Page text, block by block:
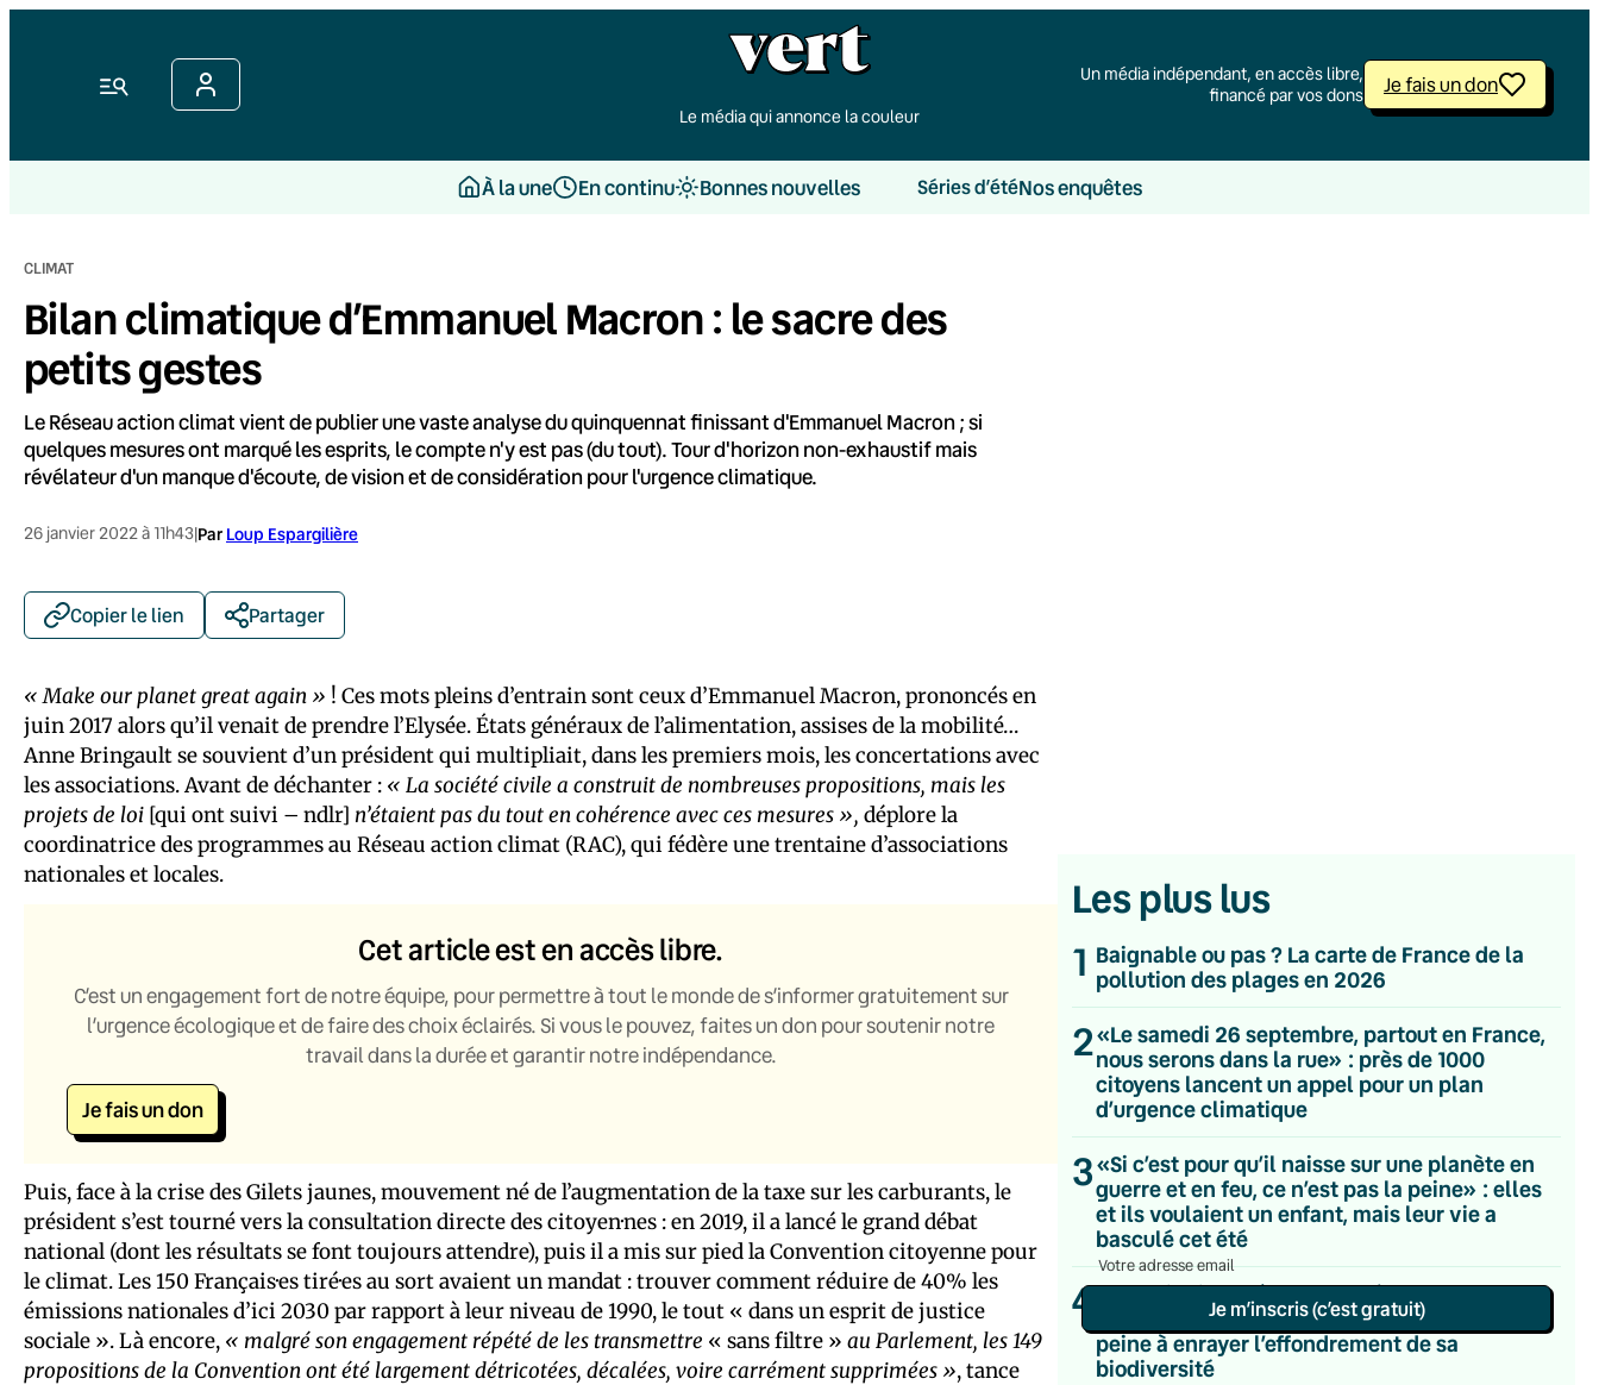
Menu
Le média qui annonce la couleur
Un média indépendant, en accès libre,
financé par vos dons
Je fais un don
À la une En continu Bonnes nouvelles Séries d’étéNos enquêtes
CLIMAT
Bilan climatique d’Emmanuel Macron : le sacre des
petits gestes
Le Réseau action climat vient de publier une vaste analyse du quinquennat finissant d'Emmanuel Macron ; si
quelques mesures ont marqué les esprits, le compte n'y est pas (du tout). Tour d'horizon non-exhaustif mais
révélateur d'un manque d'écoute, de vision et de considération pour l'urgence climatique.
26 janvier 2022 à 11h43|Par Loup Espargilière
Copier le lien Partager
« Make our planet great again » ! Ces mots pleins d’entrain sont ceux d’Emmanuel Macron, prononcés en
juin 2017 alors qu’il venait de prendre l’Elysée. États généraux de l’alimentation, assises de la mobilité…
Anne Bringault se souvient d’un président qui multipliait, dans les premiers mois, les concertations avec
les associations. Avant de déchanter : « La société civile a construit de nombreuses propositions, mais les
projets de loi [qui ont suivi – ndlr] n’étaient pas du tout en cohérence avec ces mesures », déplore la
coordinatrice des programmes au Réseau action climat (RAC), qui fédère une trentaine d’associations
nationales et locales.
Cet article est en accès libre.
C’est un engagement fort de notre équipe, pour permettre à tout le monde de s’informer gratuitement sur
l’urgence écologique et de faire des choix éclairés. Si vous le pouvez, faites un don pour soutenir notre
travail dans la durée et garantir notre indépendance.
Je fais un don
Puis, face à la crise des Gilets jaunes, mouvement né de l’augmentation de la taxe sur les carburants, le
président s’est tourné vers la consultation directe des citoyen·nes : en 2019, il a lancé le grand débat
national (dont les résultats se font toujours attendre), puis il a mis sur pied la Convention citoyenne pour
le climat. Les 150 Français·es tiré·es au sort avaient un mandat : trouver comment réduire de 40% les
émissions nationales d’ici 2030 par rapport à leur niveau de 1990, le tout « dans un esprit de justice
sociale ». Là encore, « malgré son engagement répété de les transmettre « sans filtre » au Parlement, les 149
propositions de la Convention ont été largement détricotées, décalées, voire carrément supprimées », tance
Les plus lus
1 Baignable ou pas ? La carte de France de la
pollution des plages en 2026
2«Le samedi 26 septembre, partout en France,
nous serons dans la rue» : près de 1000
citoyens lancent un appel pour un plan
d’urgence climatique
3«Si c’est pour qu’il naisse sur une planète en
guerre et en feu, ce n’est pas la peine» : elles
et ils voulaient un enfant, mais leur vie a
basculé cet été
4«On voit disparaître des espèces» : en
Guadeloupe, la célèbre réserve Cousteau
peine à enrayer l’effondrement de sa
biodiversité
💌 Inscrivez-vous à nos newsletters
Quotidienne
Du lundi au vendredi
Hebdomadaire
Le samedi
Chaleurs Actuelles
Une fois par mois
C’était Mieux Après
Occasionnelle
Je m’inscris (c’est gratuit)
Politique de confidentialité